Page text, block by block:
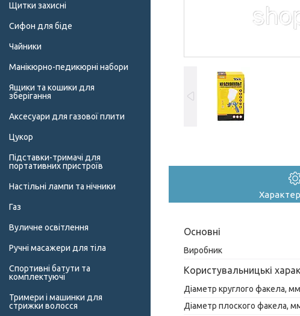
Основні
Виробник
Користувальницькі
Діаметр круглого факела, мм
Діаметр плоского факела,
Щитки захисні
Сифон для біде
Чайники
Манікюрно-педикюрні набори
Ящики та кошики для
зберігання
Аксесуари для газової плити
Цукор
Підставки-тримачі для
портативних пристроїв
Настільні лампи та нічники
Газ
Вуличне освітлення
Ручні масажери для тіла
Спортивні батути та
комплектуючі
Тримери і машинки для
стрижки волосся